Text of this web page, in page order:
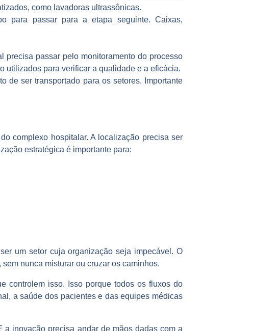
como lavadoras ultrassônicas.
para passar para a etapa seguinte. Caixas,
precisa passar pelo monitoramento do processo
utilizados para verificar a qualidade e a eficácia.
de ser transportado para os setores. Importante
complexo hospitalar. A localização precisa ser
estratégica é importante para:
um setor cuja organização seja impecável. O
nunca misturar ou cruzar os caminhos.
controlem isso. Isso porque todos os fluxos do
a saúde dos pacientes e das equipes médicas
inovação precisa andar de mãos dadas com a